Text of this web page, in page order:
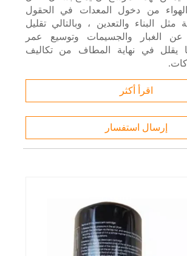
من دخول المعدات في الحقول
مثل البناء والتعدين ، وبالتالي تقليل
عن الغبار والجسيمات وتوسيع عمر
يقلل في نهاية المطاف من تكاليف
اقرأ أكثر
إرسال استفسار